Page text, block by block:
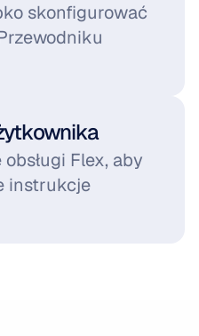
skonfigurować
Flex, aby
instrukcje